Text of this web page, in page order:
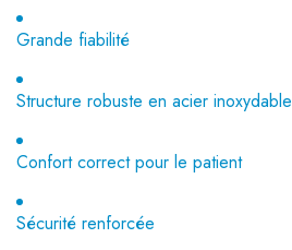
Grande fiabilité
Structure robuste en acier inoxydable
Confort correct pour le patient
Sécurité renforcée